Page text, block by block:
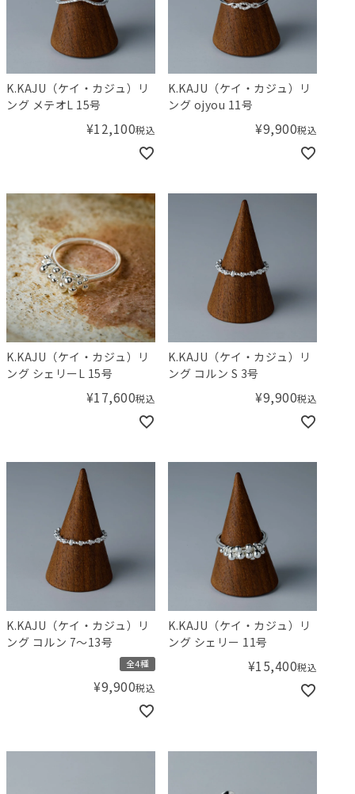
K.KAJU（ケイ・カジュ）リ
ング メテオL 15号
¥12,100税込
K.KAJU（ケイ・カジュ）リ
ング ojyou 11号
¥9,900税込
K.KAJU（ケイ・カジュ）リ
ング シェリーL 15号
¥17,600税込
K.KAJU（ケイ・カジュ）リ
ング コルン S 3号
¥9,900税込
K.KAJU（ケイ・カジュ）リ
ング コルン 7～13号
全4種
¥9,900税込
K.KAJU（ケイ・カジュ）リ
ング シェリー 11号
¥15,400税込